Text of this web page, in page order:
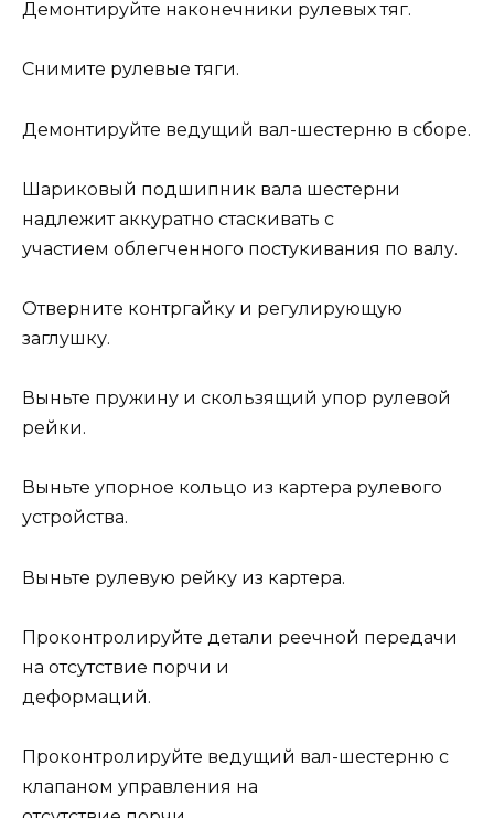
Демонтируйте наконечники рулевых тяг.
Снимите рулевые тяги.
Демонтируйте ведущий вал-шестерню в сборе.
Шариковый подшипник вала шестерни
надлежит аккуратно стаскивать с
участием облегченного постукивания по валу.
Отверните контргайку и регулирующую
заглушку.
Выньте пружину и скользящий упор рулевой
рейки.
Выньте упорное кольцо из картера рулевого
устройства.
Выньте рулевую рейку из картера.
Проконтролируйте детали реечной передачи
на отсутствие порчи и
деформаций.
Проконтролируйте ведущий вал-шестерню с
клапаном управления на